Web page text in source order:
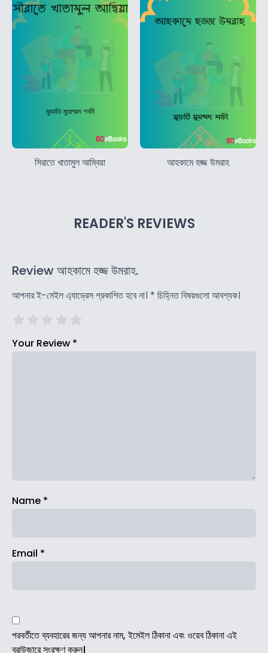
সিরাতে খাতামুল আম্বিয়া আহকামে হজ্জ উমরাহ
READER'S REVIEWS
Review আহকামে হজ্জ উমরাহ.
আপনার ই-মেইল এ্যাড্রেস প্রকাশিত হবে না। * চিহ্নিত বিষয়গুলো আবশ্যক।
Your Review *
Name *
Email *
পরবর্তীতে ব্যবহারের জন্য আপনার নাম, ইমেইল ঠিকানা এবং ওয়েব ঠিকানা এই
ব্রাউজারে সংরক্ষণ করুন।